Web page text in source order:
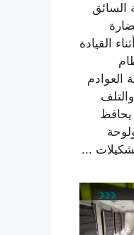
السائق
القيادة
العوادم
يحافظ
تشكيلات ...